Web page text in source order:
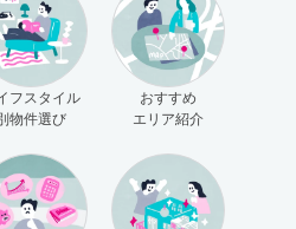
フスタイル
物件選び
おすすめ
エリア紹介